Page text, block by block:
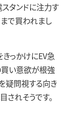
タンドに注力す
まで買われまし
っかけにEV急
い意欲が根強
疑問視する向き
れそうです。